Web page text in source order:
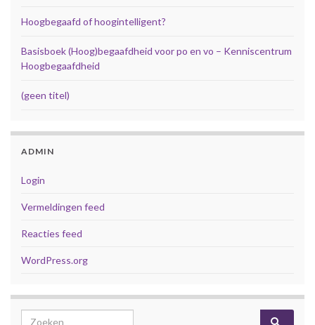
Hoogbegaafd of hoogintelligent?
Basisboek (Hoog)begaafdheid voor po en vo – Kenniscentrum
Hoogbegaafdheid
(geen titel)
ADMIN
Login
Vermeldingen feed
Reacties feed
WordPress.org
Search for: